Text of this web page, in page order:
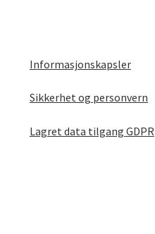
Informasjonskapsler
Sikkerhet og personvern
Lagret data tilgang GDPR